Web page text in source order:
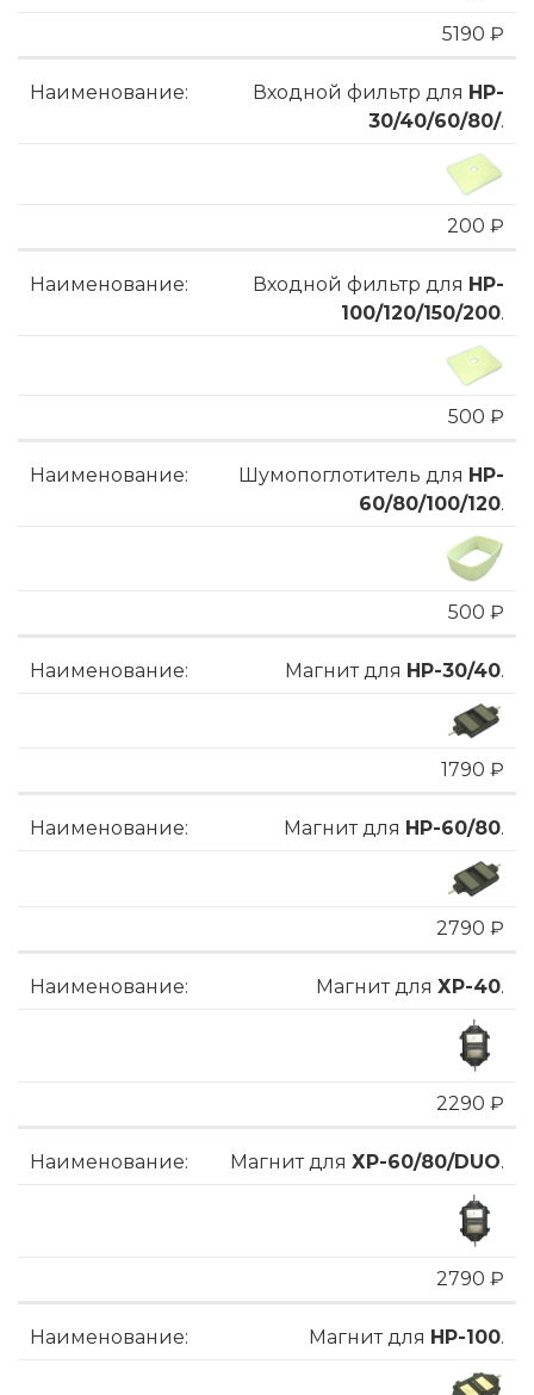
5190 ₽
Входной фильтр для HP-
30/40/60/80/.
200 ₽
Входной фильтр для HP-
100/120/150/200.
500 ₽
Шумопоглотитель для HP-
60/80/100/120.
500 ₽
Магнит для HP-30/40.
1790 ₽
Магнит для HP-60/80.
2790 ₽
Магнит для ХP-40.
2290 ₽
Магнит для ХP-60/80/DUO.
2790 ₽
Магнит для HP-100.